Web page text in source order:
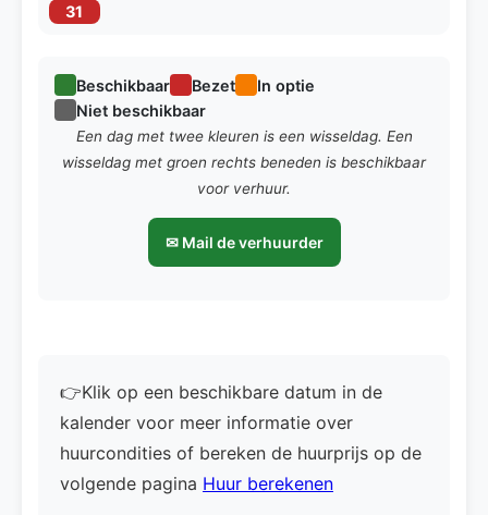
31
Beschikbaar Bezet
In optie
Niet beschikbaar
Een dag met twee kleuren is een wisseldag. Een
wisseldag met groen rechts beneden is beschikbaar
voor verhuur.
✉ Mail de verhuurder
👉Klik op een beschikbare datum in de
kalender voor meer informatie over
huurcondities of bereken de huurprijs op de
volgende pagina Huur berekenen